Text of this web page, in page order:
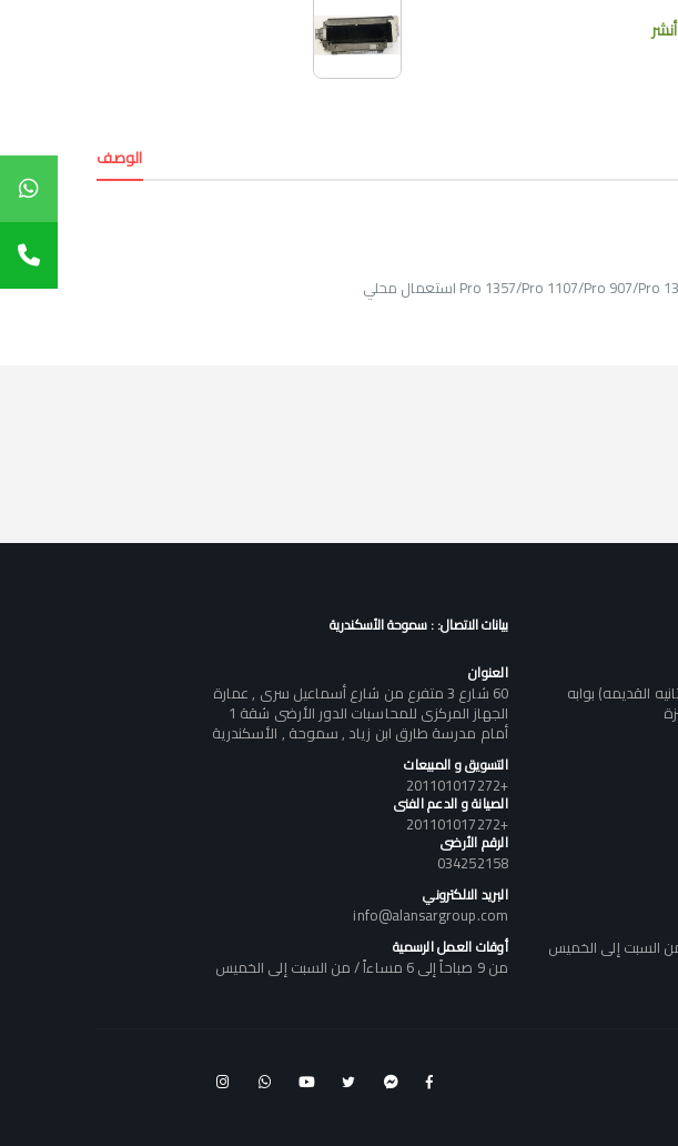
أنشر
الوصف
القديمه) بوابه
بيانات الاتصال: : سموحة الأسكندرية
العنوان
60 شارع 3 متفرع من شارع أسماعيل سرى , عمارة
الجهاز المركزى للمحاسبات الدور الأرضى شقة 1
أمام مدرسة طارق ابن زياد , سموحة , الأسكندرية
التسويق و المبيعات
+201101017272
الصيانة و الدعم الفنى
+201101017272
الرقم الأرضى
034252158
البريد الالكتروني
info@alansargroup.com
أوقات العمل الرسمية
من 9 صباحاً إلى 6 مساءاً / من السبت إلى الخميس